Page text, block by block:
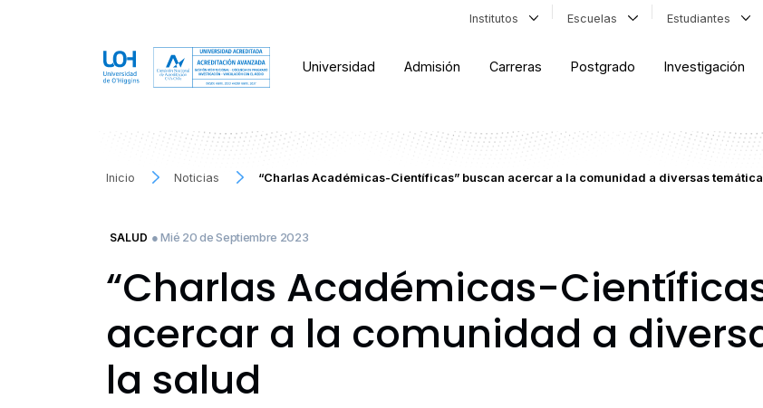
Institutos Escuelas Estudiantes
Universidad Admisión Carreras Postgrado Investigación
Inicio Noticias “Charlas Académicas-Científicas” buscan acercar a la comunidad a diversas
SALUD ● Mié 20 de Septiembre 2023
“Charlas Académicas-
acercar a la comunidad a
la salud